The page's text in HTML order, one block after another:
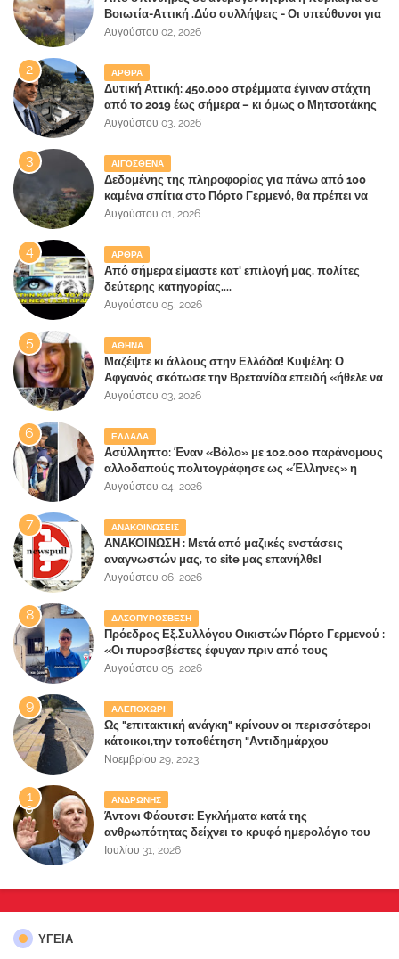
Βοιωτία-Αττική .Δύο συλλήψεις - Οι υπεύθυνοι για
την λάθος διαχείριση της κατάσβεσης θα
Αυγούστου 02, 2026
ΑΡΘΡΑ
Δυτική Αττική: 450.000 στρέμματα έγιναν στάχτη
από το 2019 έως σήμερα – κι όμως ο Μητσοτάκης
έλαβε 40% και 45% στις εκλογές του 2023,ενώ 50%
Αυγούστου 03, 2026
ΑΙΓΟΣΘΕΝΑ
Δεδομένης της πληροφορίας για πάνω από 100
καμένα σπίτια στο Πόρτο Γερμενό, θα πρέπει να
αναζητηθούν ευθύνες για την ολοσχερή
επίγειου παραδείσου της Αττικής
Αυγούστου 01, 2026
ΑΡΘΡΑ
Από σήμερα είμαστε κατ' επιλογή μας, πολίτες
δεύτερης κατηγορίας....
Αυγούστου 05, 2026
ΑΘΗΝΑ
Μαζέψτε κι άλλους στην Ελλάδα! Κυψέλη: Ο
Αφγανός σκότωσε την Βρετανίδα επειδή «ήθελε να
κάνει τη σύντροφό του χριστιανή»
Αυγούστου 03, 2026
ΕΛΛΑΔΑ
Ασύλληπτο: Έναν «Βόλο» με 102.000 παράνομους
αλλοδαπούς πολιτογράφησε ως «Έλληνες» η
κυβέρνηση!
Αυγούστου 04, 2026
ΑΝΑΚΟΙΝΩΣΕΙΣ
ΑΝΑΚΟΙΝΩΣΗ : Μετά από μαζικές ενστάσεις
αναγνωστών μας, το site μας επανήλθε!
Αυγούστου 06, 2026
ΔΑΣΟΠΥΡΟΣΒΕΣΗ
Πρόεδρος Εξ.Συλλόγου Οικιστών Πόρτο Γερμενού :
«Οι πυροσβέστες έφυγαν πριν από τους
κατοίκους»
Αυγούστου 05, 2026
ΑΛΕΠΟΧΩΡΙ
Ως "επιτακτική ανάγκη" κρίνουν οι περισσότεροι
κάτοικοι,την τοποθέτηση "Αντιδημάρχου
Παραλιακής Ζώνης" στο Δήμο Μάνδρας-Ειδυλλίας!
Νοεμβρίου 29, 2023
ΑΝΔΡΩΝΗΣ
Άντονι Φάουτσι: Εγκλήματα κατά της
ανθρωπότητας δείχνει το κρυφό ημερολόγιο του
«αγίου» της πανδημίας!
Ιουλίου 31, 2026
ΥΓΕΙΑ